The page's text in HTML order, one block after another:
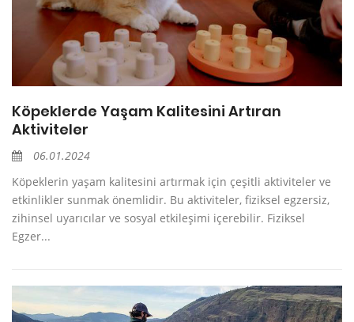
Köpeklerde Yaşam Kalitesini Artıran
Aktiviteler
06.01.2024
Köpeklerin yaşam kalitesini artırmak için çeşitli aktiviteler ve
etkinlikler sunmak önemlidir. Bu aktiviteler, fiziksel egzersiz,
zihinsel uyarıcılar ve sosyal etkileşimi içerebilir. Fiziksel
Egzer...